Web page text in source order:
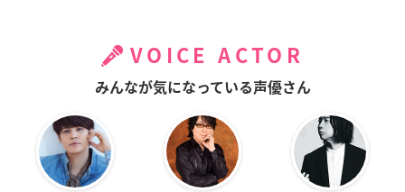
VOICE ACTOR
みんなが気になっている声優さん